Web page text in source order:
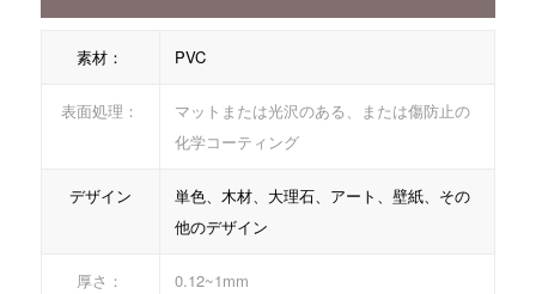
素材： PVC
表面処理：
マットまたは光沢のある、または傷防止の
化学コーティング
デザイン
単色、木材、大理石、アート、壁紙、その
他のデザイン
厚さ： 0.12~1mm